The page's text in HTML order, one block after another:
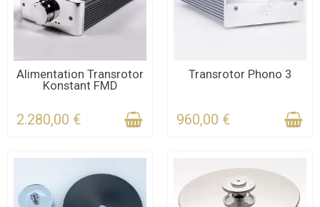
KONTAKTIEREN SIE UNS
FÜR DIE FRIST
Alimentation Transrotor
Konstant FMD
2.280,00 €
KONTAKTIEREN SIE UNS
Transrotor Phono 3
960,00 €